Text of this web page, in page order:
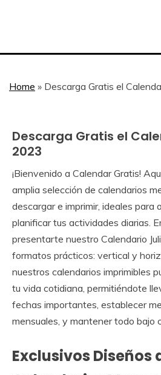
Home » Descarga Gratis el
Julio
Descarga Gratis el
2023
10,
2023
Calendar
¡Bienvenido a Calendar Gratis!
amplia selección de calendarios
descargar e imprimir, ideales para
planificar tus actividades diarias.
presentarte nuestro Calendario
formatos prácticos: vertical y
nuestros calendarios imprimibles
tu vida cotidiana, permitiéndote
fechas importantes, establecer
mensuales, y mantener todo bajo
Exclusivos Diseños